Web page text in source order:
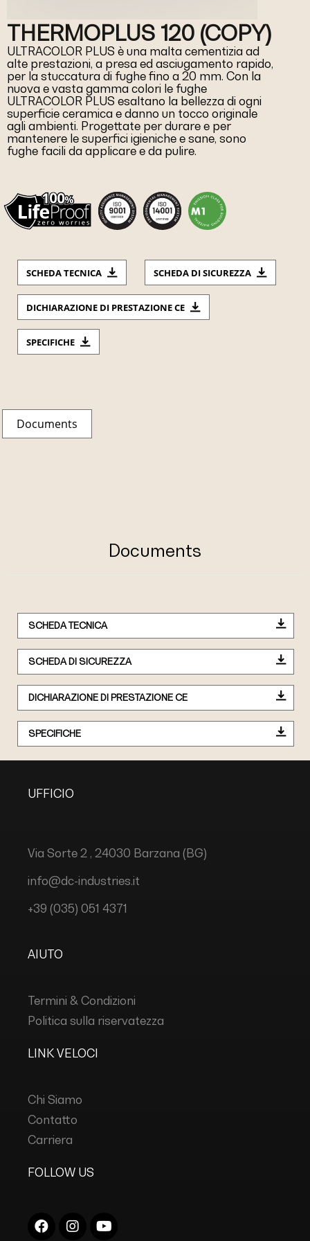
THERMOPLUS 120 (COPY)
ULTRACOLOR PLUS è una malta cementizia ad
alte prestazioni, a presa ed asciugamento rapido,
per la stuccatura di fughe fino a 20 mm. Con la
nuova e vasta gamma colori le fughe
ULTRACOLOR PLUS esaltano la bellezza di ogni
superficie ceramica e danno un tocco originale
agli ambienti. Progettate per durare e per
mantenere le superfici igieniche e sane, sono
fughe facili da applicare e da pulire.
SCHEDA TECNICA SCHEDA DI SICUREZZA
DICHIARAZIONE DI PRESTAZIONE CE
SPECIFICHE
Documents
Documents
SCHEDA TECNICA
SCHEDA DI SICUREZZA
DICHIARAZIONE DI PRESTAZIONE CE
SPECIFICHE
UFFICIO
Via Sorte 2 , 24030 Barzana (BG)
info@dc-industries.it
+39 (035) 051 4371
AIUTO
Termini & Condizioni
Politica sulla riservatezza
LINK VELOCI
Chi Siamo
Contatto
Carriera
FOLLOW US